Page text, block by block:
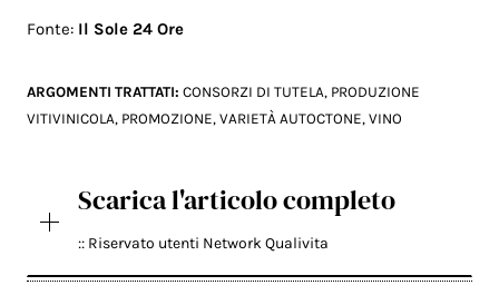
Fonte: Il Sole 24 Ore
ARGOMENTI TRATTATI:CONSORZI DI TUTELA, PRODUZIONE
VITIVINICOLA, PROMOZIONE,VARIETÀ AUTOCTONE,VINO
Scarica l'articolo completo
:: Riservato utenti Network Qualivita